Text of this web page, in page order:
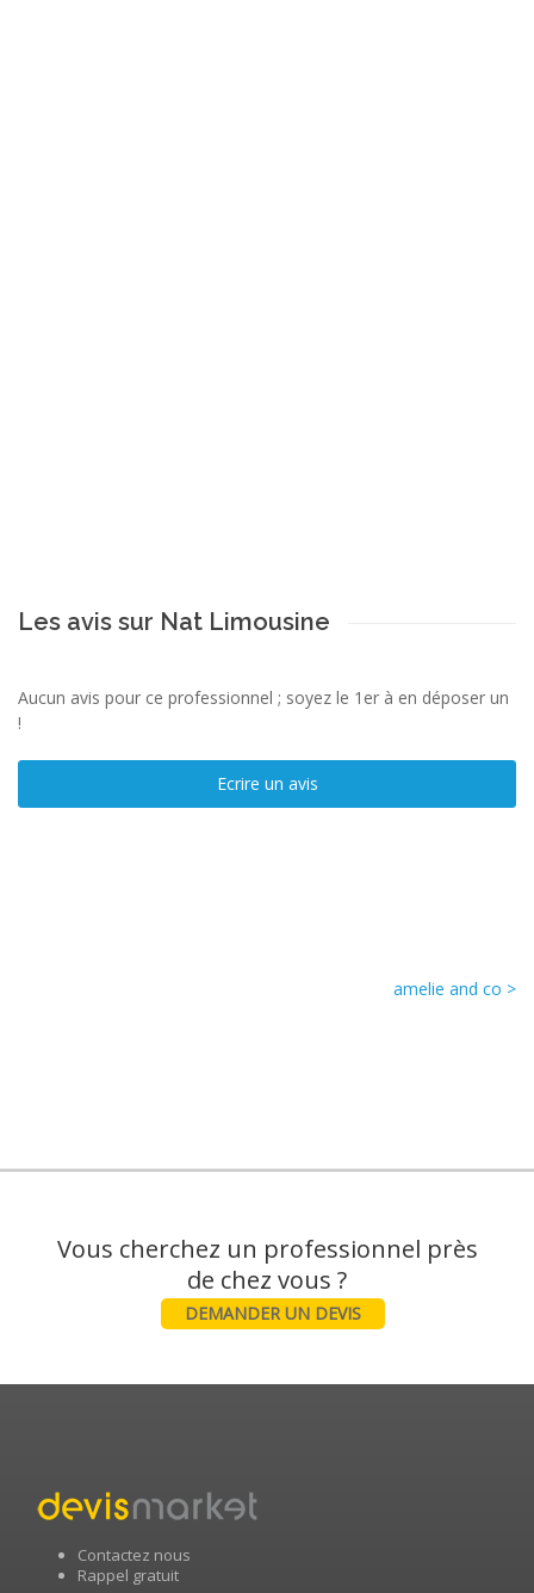
Les avis sur Nat Limousine
Aucun avis pour ce professionnel ; soyez le 1er à en déposer un
!
Ecrire un avis
amelie and co >
Vous cherchez un professionnel près
DEMANDER UN DEVIS
Contactez nous
Rappel gratuit